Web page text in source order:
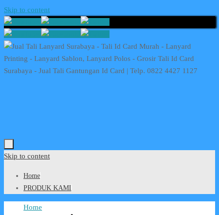
Skip to content
Skip to content
Home
PRODUK KAMI
Home